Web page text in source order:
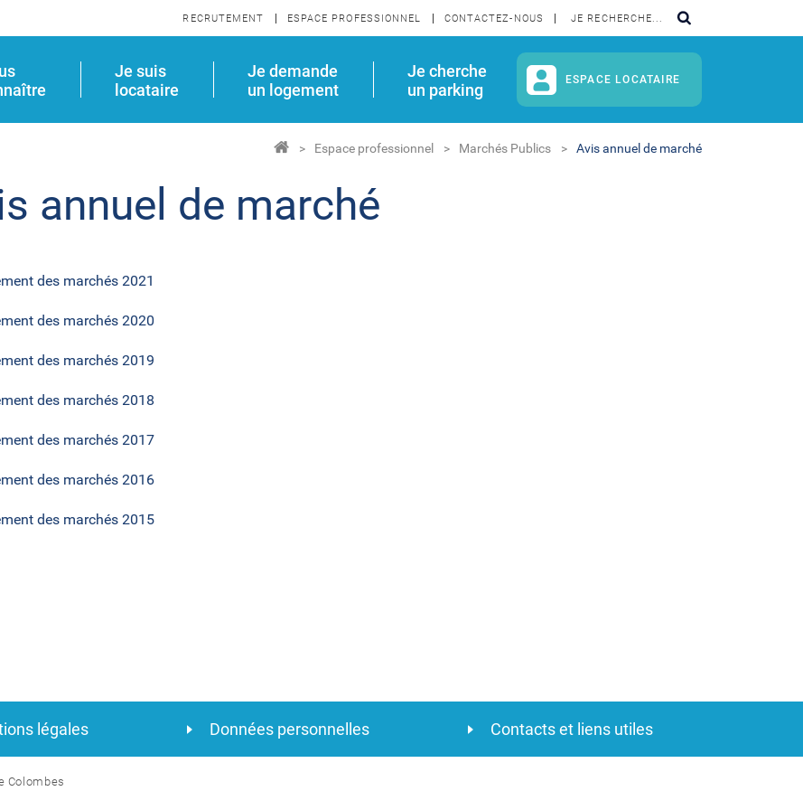
RECRUTEMENT ESPACE PROFESSIONNEL CONTACTEZ-NOUS
Je suis
locataire
Je demande
un logement
Je cherche
un parking
ESPACE LOCATAIRE
Espace professionnel Marchés Publics Avis annuel de marché
annuel de marché
des marchés 2021
des marchés 2020
des marchés 2019
des marchés 2018
des marchés 2017
des marchés 2016
des marchés 2015
légales Données personnelles Contacts et liens utiles
Colombes